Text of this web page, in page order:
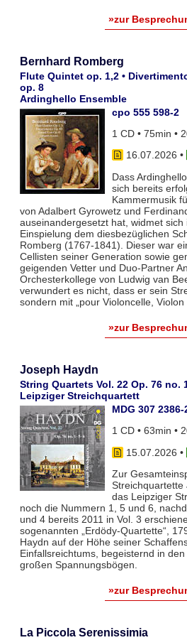
»zur
Bernhard Romberg
Flute Quintet op. 1,2 •
op. 8
Ardinghello Ensemble
cpo 555 598-2
1 CD • 75min •
16.07.2026 •
Dass
sich bereits
Kammermusik
von Adalbert Gyrowetz und
auseinandergesetzt hat, widmet sich
Einspielung dem diesbezüglichen
Romberg (1767-1841). Dieser war
Cellisten seiner Generation sowie
geigenden Vetter und Duo-Partner
Orchesterkollege von Ludwig van
verwundert es nicht, dass er sein
sondern mit „pour Violoncelle, Violon
»zur
Joseph Haydn
String Quartets Vol. 22 Op. 76 no. 1
Leipziger Streichquartett
MDG 307 2386-
1 CD • 63min •
15.07.2026 •
Zur
Streichquartette
das Leipziger
noch die Nummern 1, 5 und 6,
und 4 bereits 2011 in Vol. 3
sogenannten „Erdödy-Quartette“,
Haydn auf der Höhe seiner
Einfallsreichtums, begeisternd in
großen Spannungsbögen.
»zur
La Piccola Serenissimia